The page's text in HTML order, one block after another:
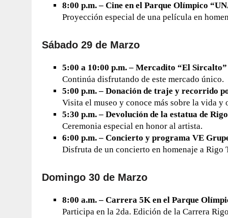
8:00 p.m. – Cine en el Parque Olímpico
Proyección especial de una película en
Sábado 29 de Marzo
5:00 a 10:00 p.m. – Mercadito “El
Continúa disfrutando de este mercado único.
5:00 p.m. – Donación de traje y recorrido
Visita el museo y conoce más sobre la vida y
5:30 p.m. – Devolución de la estatua de
Ceremonia especial en honor al artista.
6:00 p.m. – Concierto y programa VE
Disfruta de un concierto en homenaje a Rigo
Domingo 30 de Marzo
8:00 a.m. – Carrera 5K en el Parque
Participa en la 2da. Edición de la Carrera